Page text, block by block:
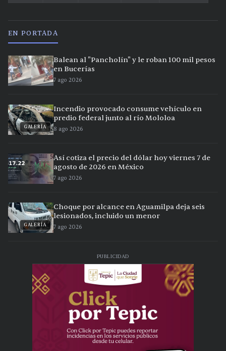
EN PORTADA
Balean al "Pancholín" y le roban 100 mil pesos
en Bucerías
7 ago 2026
GALERÍA
Incendio provocado consume vehículo en
predio federal junto al río Mololoa
8 ago 2026
Así cotiza el precio del dólar hoy viernes 7 de
agosto de 2026 en México
7 ago 2026
GALERÍA
Choque por alcance en Aguamilpa deja seis
lesionados, incluido un menor
7 ago 2026
PUBLICIDAD